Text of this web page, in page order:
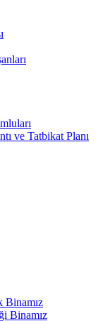
ve Tatbikat Planı
Binamız
Binamız